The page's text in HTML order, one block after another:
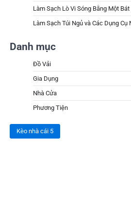
Làm Sạch Lò Vi Sóng Bằng Một
Làm Sạch Túi Ngủ và Các Dụng Cụ
Danh mục
Đồ Vải
Gia Dụng
Nhà Cửa
Phương Tiện
Kèo nhà cái 5